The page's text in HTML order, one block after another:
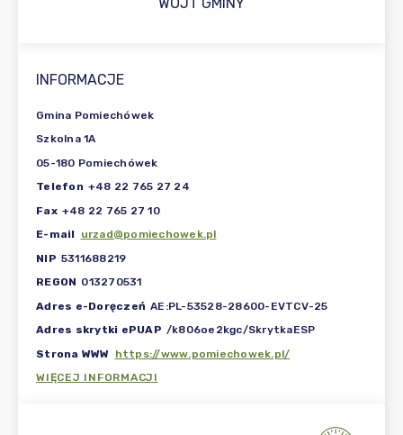
INFORMACJE
Gmina Pomiechówek
Szkolna 1A
05-180 Pomiechówek
Telefon +48 22 765 27 24
Fax +48 22 765 27 10
E-mail
urzad@pomiechowek.pl
NIP 5311688219
REGON 013270531
Adres e-Doręczeń AE:PL-53528-28600-EVTCV-25
Adres skrytki ePUAP /k806oe2kgc/SkrytkaESP
Strona WWW https://www.pomiechowek.pl/
WIĘCEJ INFORMACJI